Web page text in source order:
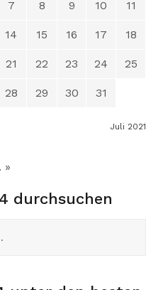
Juli 2021
7 8 9 10 11
14 15 16 17 18
21 22 23 24 25
28 29 30 31
»
durchsuchen